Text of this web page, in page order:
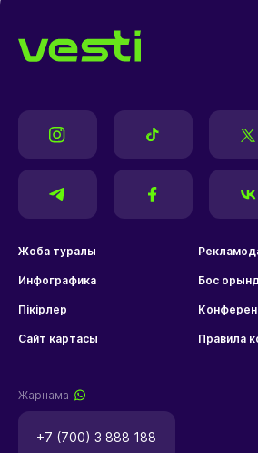
Жоба туралы
Инфографика Бос
Пікірлер
Сайт картасы Правила
Жарнама
+7 (700) 3 888 188